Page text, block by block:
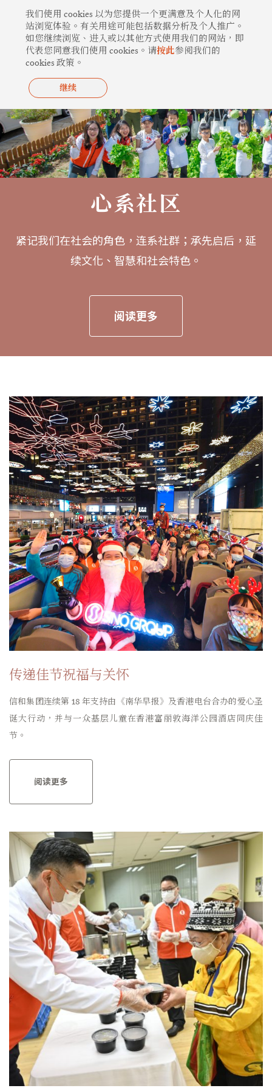
心系社区
紧记我们在社会的角色，连系社群；承先启后，延
续文化、智慧和社会特色。
阅读更多
传递佳节祝福与关怀
信和集团连续第 18 年支持由《南华早报》及香港电台合办的爱心圣
诞大行动，并与一众基层儿童在香港富丽敦海洋公园酒店同庆佳
节。
阅读更多
Page Page Page Page Page
我们使用 cookies 以为您提供一个更满意及个人化的网
站浏览体验。有关用途可能包括数据分析及个人推广。
如您继续浏览、进入或以其他方式使用我们的网站，即
代表您同意我们使用 cookies。请按此参阅我们的
cookies 政策。
继续